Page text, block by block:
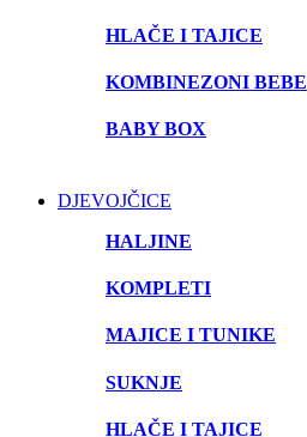
HLAČE I TAJICE
KOMBINEZONI BEBE
BABY BOX
DJEVOJČICE
HALJINE
KOMPLETI
MAJICE I TUNIKE
SUKNJE
HLAČE I TAJICE